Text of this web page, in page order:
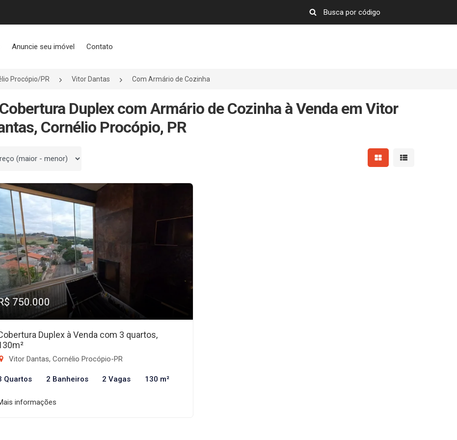
Anuncie seu imóvel Contato
Procópio/PR Vitor Dantas Com Armário de Cozinha
Duplex com Armário de Cozinha à Venda em Vitor
Cornélio Procópio, PR
por Mostrar resultados em
Mostrar
750.000
Duplex à Venda com 3 quartos,
Vitor Dantas, Cornélio Procópio-PR
Quartos 2 Banheiros 2 Vagas 130 m²
informações